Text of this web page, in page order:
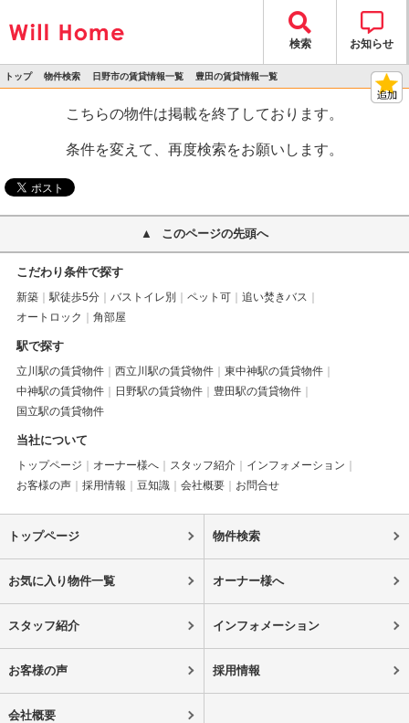
検索 お知らせ
トップ 物件検索 日野市の賃貸情報一覧 豊田の賃貸情報一覧
こちらの物件は掲載を終了しております。
条件を変えて、再度検索をお願いします。
このページの先頭へ
こだわり条件で探す
新築 駅徒歩5分 バストイレ別 ペット可
追い焚きバス
オートロック
角部屋
駅で探す
立川駅の賃貸物件 西立川駅の賃貸物件
東中神駅の賃貸物件
中神駅の賃貸物件
日野駅の賃貸物件
豊田駅の賃貸物件
国立駅の賃貸物件
当社について
トップページ オーナー様へ スタッフ紹介
インフォメーション
お客様の声
採用情報 豆知識 会社概要 お問合せ
トップページ 物件検索
お気に入り物件一覧 オーナー様へ
スタッフ紹介 インフォメーション
お客様の声 採用情報
会社概要